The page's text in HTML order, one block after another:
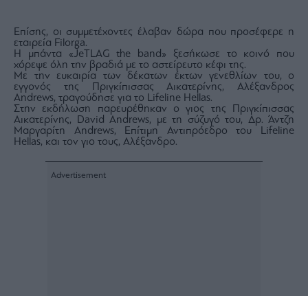
Επίσης, οι συμμετέχοντες έλαβαν δώρα που προσέφερε η
εταιρεία Filorga.
Η μπάντα «JeTLAG the band» ξεσήκωσε το κοινό που
χόρεψε όλη την βραδιά με το αστείρευτο κέφι της.
Με την ευκαιρία των δέκατων έκτων γενεθλίων του, ο
εγγονός της Πριγκίπισσας Αικατερίνης, Αλέξανδρος
Andrews, τραγούδησε για το Lifeline Hellas.
Στην εκδήλωση παρευρέθηκαν ο γιος της Πριγκίπισσας
Αικατερίνης, David Andrews, με τη σύζυγό του, Δρ. Άντζη
Μαργαρίτη Andrews, Επίτιμη Αντιπρόεδρο του Lifeline
Hellas, και τον γιο τους, Αλέξανδρο.